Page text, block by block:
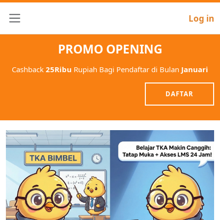
Log in
PROMO OPENING
Cashback 25Ribu Rupiah Bagi Pendaftar di Bulan Januari
DAFTAR